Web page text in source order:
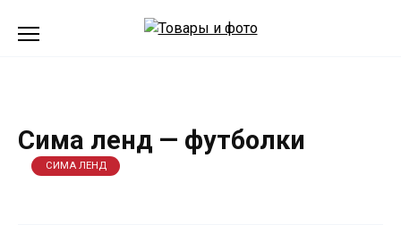
Сима ленд — футболки
СИМА ЛЕНД